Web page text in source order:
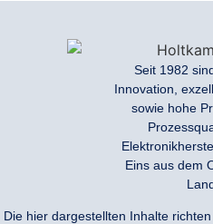
Seit 1982
Innovation,
sowie hohe
Eins aus dem
Die hier dargestellten Inhalte